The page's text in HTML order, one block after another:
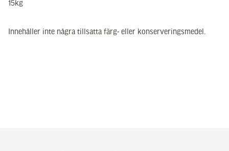
15kg
Innehåller inte några tillsatta färg- eller konserveringsmedel.